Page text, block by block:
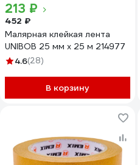
213 ₽
452 ₽
Малярная клейкая лента
UNIBOB 25 мм х 25 м 214977
4.6(28)
В корзину